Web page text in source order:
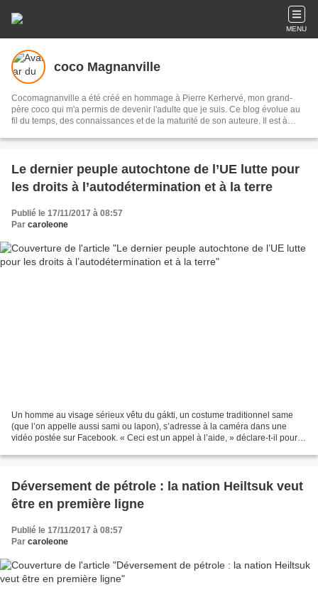
MENU
coco Magnanville
Cocomagnanville a été créé en hommage à Pierre Kerhervé, mon grand-
père coco qui m'a permis de devenir l'adulte que je suis. Ce blog évolue au
fil du temps, des connaissances et de la maturité de son auteure. Il est à
Yala (les Amériques) et je me suis appliquée à documenter chaque peuple
retrouver cette base de donnée sur un site que je leur ai dédié : Peuples
autochtones d'Abya Yala.
Le dernier peuple autochtone de l’UE lutte pour
les droits à l’autodétermination et à la terre
Publié le 17/11/2017 à 08:57
Par caroleone
Un homme au visage sérieux vêtu du gákti, un costume traditionnel same
(que l’on appelle aussi sami ou lapon), s’adresse à la caméra dans une
vidéo postée sur Facebook. « Ceci est un appel à l’aide, » déclare-t-il pour
Déversement de pétrole : la nation Heiltsuk veut
être en première ligne
Publié le 17/11/2017 à 08:57
Par caroleone